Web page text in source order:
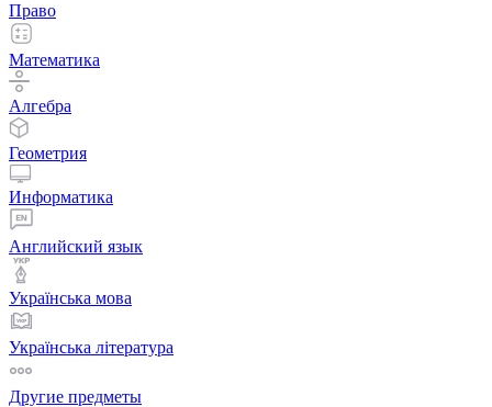
Право
Математика
Алгебра
Геометрия
Информатика
Английский язык
Українська мова
Українська література
Другие предметы